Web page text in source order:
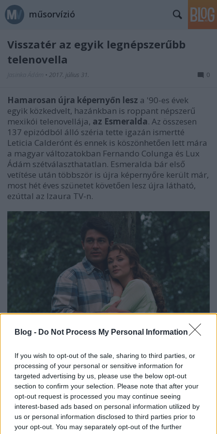
Blog - Do Not Process My Personal Information
If you wish to opt-out of the sale, sharing to third parties, or
processing of your personal or sensitive information for
targeted advertising by us, please use the below opt-out
section to confirm your selection. Please note that after your
opt-out request is processed you may continue seeing
interest-based ads based on personal information utilized by
us or personal information disclosed to third parties prior to
your opt-out. You may separately opt-out of the further
műsorvízió
Visszatér az egyik legnépszerűbb
telenovella
• 2017. július 31. 0
Hamarosan újra képernyőn lesz a '90-es évek
egyik közkedvelt, hazánkban is roppant népszerű
mexikói telenovellája, az Esmeralda. Az összesen
137 epizódból álló széria tette igazán ismertté
Leticia Calderónt és ennek is köszönhetően lett mára
a magyar változatokban Fernando Colunga és Lux
Ádám szétválaszthatatlan. Esmeralda bár első
vetítése után többször is újra képernyőre került már,
most hét éves szünetet követően lesz újra látható,
ezúttal az Izaura TV-n.